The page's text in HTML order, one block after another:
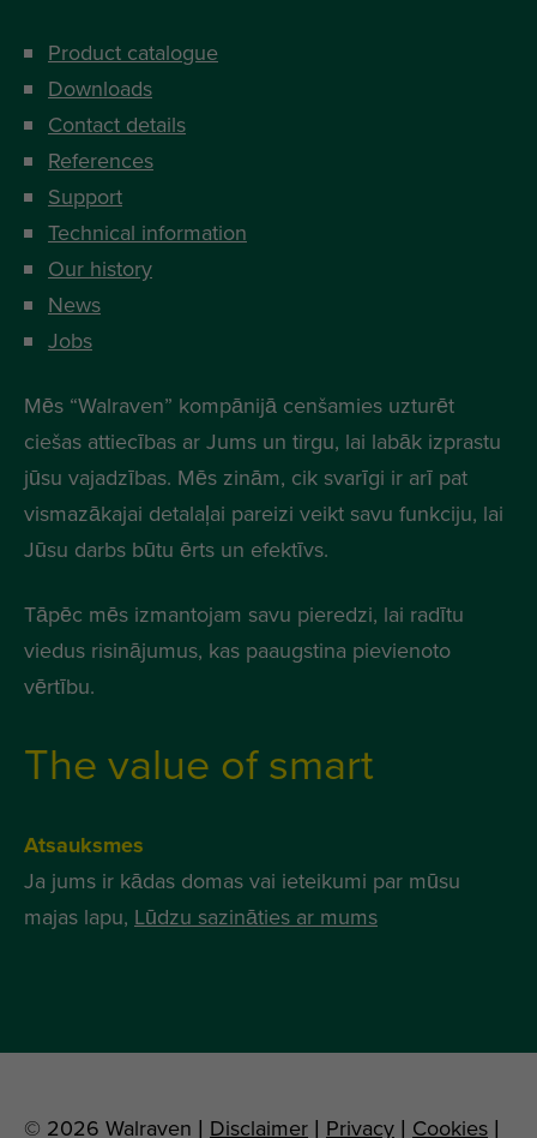
Product catalogue
Downloads
Contact details
References
Support
Technical information
Our history
News
Jobs
Mēs “Walraven” kompānijā cenšamies uzturēt
ciešas attiecības ar Jums un tirgu, lai labāk izprastu
jūsu vajadzības. Mēs zinām, cik svarīgi ir arī pat
vismazākajai detalaļai pareizi veikt savu funkciju, lai
Jūsu darbs būtu ērts un efektīvs.
Tāpēc mēs izmantojam savu pieredzi, lai radītu
viedus risinājumus, kas paaugstina pievienoto
vērtību.
The value of smart
Atsauksmes
Ja jums ir kādas domas vai ieteikumi par mūsu
majas lapu, Lūdzu sazināties ar mums
© 2026 Walraven | Disclaimer | Privacy | Cookies |